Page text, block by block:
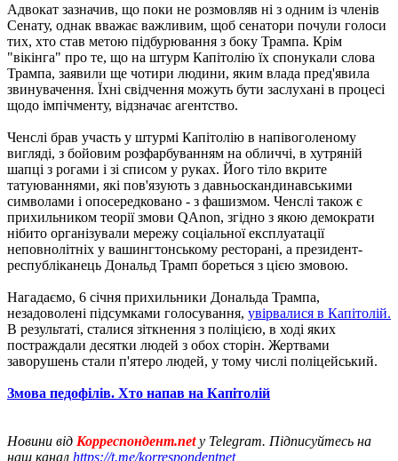
Адвокат зазначив, що поки не розмовляв ні з одним із членів
Сенату, однак вважає важливим, щоб сенатори почули голоси
тих, хто став метою підбурювання з боку Трампа. Крім
"вікінга" про те, що на штурм Капітолію їх спонукали слова
Трампа, заявили ще чотири людини, яким влада пред'явила
звинувачення. Їхні свідчення можуть бути заслухані в процесі
щодо імпічменту, відзначає агентство.
Ченслі брав участь у штурмі Капітолію в напівоголеному
вигляді, з бойовим розфарбуванням на обличчі, в хутряній
шапці з рогами і зі списом у руках. Його тіло вкрите
татуюваннями, які пов'язують з давньоскандинавськими
символами і опосередковано - з фашизмом. Ченслі також є
прихильником теорії змови QAnon, згідно з якою демократи
нібито організували мережу соціальної експлуатації
неповнолітніх у вашингтонському ресторані, а президент-
республіканець Дональд Трамп бореться з цією змовою.
Нагадаємо, 6 січня прихильники Дональда Трампа,
незадоволені підсумками голосування, увірвалися в Капітолій.
В результаті, сталися зіткнення з поліцією, в ході яких
постраждали десятки людей з обох сторін. Жертвами
заворушень стали п'ятеро людей, у тому числі поліцейський.
Змова педофілів. Хто напав на Капітолій
Новини від Корреспондент.netу Telegram. Підписуйтесь на
наш канал https://t.me/korrespondentnet